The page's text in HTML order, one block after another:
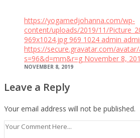
https://yogamedjohanna.com/wp-
content/uploads/2019/11/
969x1024.jpg 969 1024 admin
https://secure.gravatar.com/
s=96&d=mm&r=g November 8,
NOVEMBER 8, 2019
Leave a Reply
Your email address will not be published.